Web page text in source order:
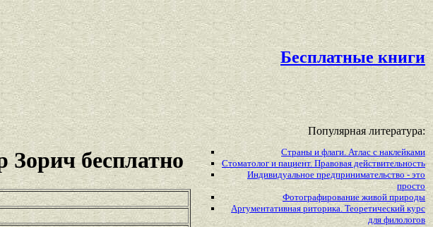
Бесплатные книги
бесплатно
Популярная литература:
Страны и флаги. Атлас с наклейками
Стоматолог и пациент. Правовая действительность
Индивидуальное предпринимательство - это
просто
Фотографирование живой природы
Аргументативная риторика. Теоретический курс
для филологов